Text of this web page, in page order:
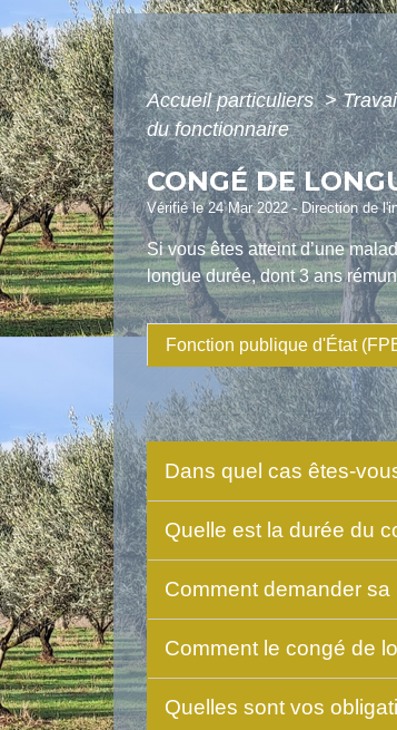
Accueil particuliers>
du fonctionnaire
CONGÉ DE
Vérifié le 24 Mar 2022 - Direction de
Si vous êtes atteint d’une
longue durée, dont 3 ans
Fonction publique d'État
Dans quel cas êtes-
Quelle est la durée du
Comment demander sa
Comment le congé de
Quelles sont vos